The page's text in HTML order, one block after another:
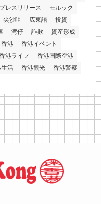
プレスリリース
モルック
尖沙咀 広東語
投資
湾仔 詐欺
資産形成
香港
香港イベント
港ライフ
香港国際空港
活 香港観光
香港警察